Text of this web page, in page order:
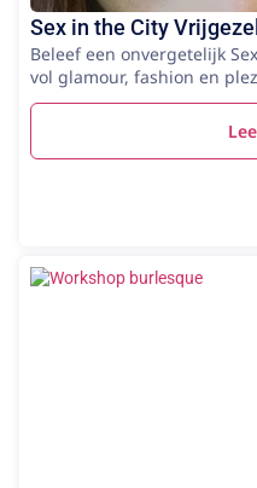
Sex in the City
Beleef een onvergetelijk
vol glamour, fashion en